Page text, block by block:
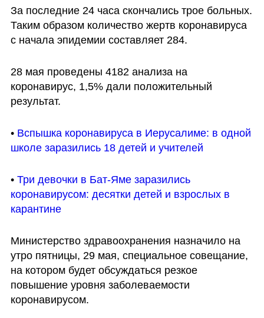
За последние 24 часа скончались трое больных.
Таким образом количество жертв коронавируса
с начала эпидемии составляет 284.
28 мая проведены 4182 анализа на
коронавирус, 1,5% дали положительный
результат.
• Вспышка коронавируса в Иерусалиме: в одной
школе заразились 18 детей и учителей
• Три девочки в Бат-Яме заразились
коронавирусом: десятки детей и взрослых в
карантине
Министерство здравоохранения назначило на
утро пятницы, 29 мая, специальное совещание,
на котором будет обсуждаться резкое
повышение уровня заболеваемости
коронавирусом.